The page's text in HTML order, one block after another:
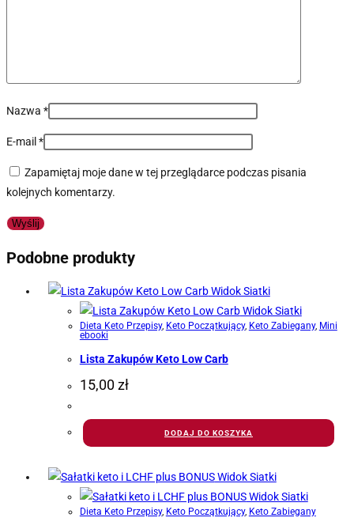
Nazwa *
E-mail *
Zapamiętaj moje dane w tej przeglądarce podczas pisania
kolejnych komentarzy.
Podobne produkty
Widok Siatki
Widok Siatki
Dieta Keto Przepisy, Keto Początkujący, Keto Zabiegany, Mini
ebooki
Lista Zakupów Keto Low Carb
15,00zł
DODAJ DO KOSZYKA
Widok Siatki
Widok Siatki
Dieta Keto Przepisy, Keto Początkujący, Keto Zabiegany